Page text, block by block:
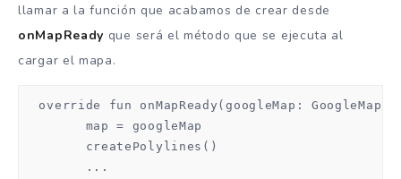
llamar a la función que acabamos de crear desde
onMapReady que será el método que se ejecuta al
cargar el mapa.
override fun onMapReady(googleMap: GoogleMap)
        map = googleMap
        createPolylines()
        ...